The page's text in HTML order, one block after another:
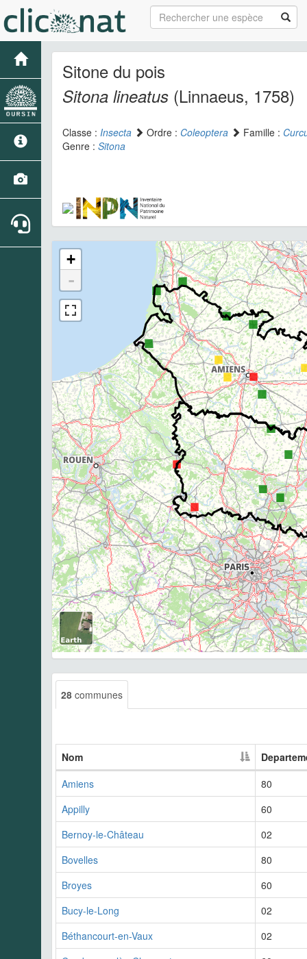
Sitone du pois
Sitona lineatus (Linnaeus, 1758)
Classe : Insecta Ordre : Coleoptera Famille :
Genre : Sitona
+
-
28 communes
Nom
Amiens
80
Appilly
60
Bernoy-le-Château
02
Bovelles
80
Broyes
60
Bucy-le-Long
02
Béthancourt-en-Vaux
02